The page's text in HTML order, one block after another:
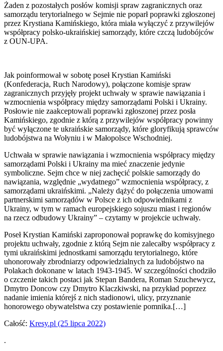
Żaden z pozostałych posłów komisji spraw zagranicznych oraz
samorządu terytorialnego w Sejmie nie poparł poprawki zgłoszonej
przez Krystiana Kamińskiego, która miała wyłączyć z przywilejów
współpracy polsko-ukraińskiej samorządy, które czczą ludobójców
z OUN-UPA.
Jak poinformował w sobotę poseł Krystian Kamiński
(Konfederacja, Ruch Narodowy), połączone komisje spraw
zagranicznych przyjęły projekt uchwały w sprawie nawiązania i
wzmocnienia współpracy między samorządami Polski i Ukrainy.
Posłowie nie zaakceptowali poprawki zgłoszonej przez posła
Kamińskiego, zgodnie z którą z przywilejów współpracy powinny
być wyłączone te ukraińskie samorządy, które gloryfikują sprawców
ludobójstwa na Wołyniu i w Małopolsce Wschodniej.
Uchwała w sprawie nawiązania i wzmocnienia współpracy między
samorządami Polski i Ukrainy ma mieć znaczenie jedynie
symboliczne. Sejm chce w niej zachęcić polskie samorządy do
nawiązania, względnie „wydatnego” wzmocnienia współpracy, z
samorządami ukraińskimi. „Należy dążyć do połączenia umowami
partnerskimi samorządów w Polsce z ich odpowiednikami z
Ukrainy, w tym w ramach europejskiego sojuszu miast i regionów
na rzecz odbudowy Ukrainy” – czytamy w projekcie uchwały.
Poseł Krystian Kamiński zaproponował poprawkę do komisyjnego
projektu uchwały, zgodnie z którą Sejm nie zalecałby współpracy z
tymi ukraińskimi jednostkami samorządu terytorialnego, które
uhonorowały zbrodniarzy odpowiedzialnych za ludobójstwo na
Polakach dokonane w latach 1943-1945. W szczególności chodziło
o czczenie takich postaci jak Stepan Bandera, Roman Szuchewycz,
Dmytro Doncow czy Dmytro Klaczkiwski, na przykład poprzez
nadanie imienia którejś z nich stadionowi, ulicy, przyznanie
honorowego obywatelstwa czy postawienie pomnika.[…]
Całość: Kresy.pl (25 lipca 2022)
.